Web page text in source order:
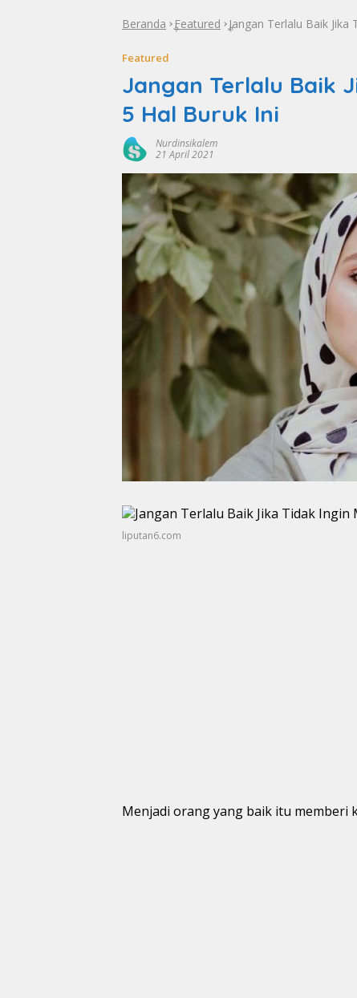
Beranda »Featured »Jangan Terlalu Baik
Featured
Jangan Terlalu Baik
5 Hal Buruk Ini
Nurdinsikalem
21 April 2021
liputan6.com
Menjadi orang yang baik itu memberi